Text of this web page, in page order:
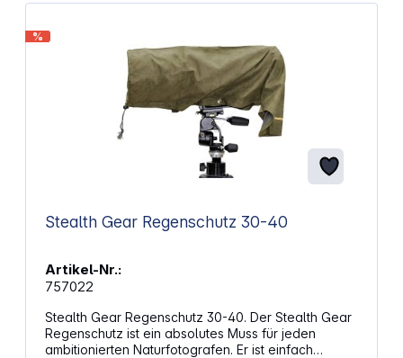
Zugriff auf externe Geräte Austauschbare
Objektivabdeckungen für verschiedene
Aufnahmewinkel Ösen für Vorhängeschlösser für
zusätzliche Sicherheit Abmessungen (LxBxH): 16,7 x
15,6 x 11,6 cm Gewicht: 393 g
%
Stealth Gear Regenschutz 30-40
Artikel-Nr.:
757022
Stealth Gear Regenschutz 30-40. Der Stealth Gear
Regenschutz ist ein absolutes Muss für jeden
ambitionierten Naturfotografen. Er ist einfach